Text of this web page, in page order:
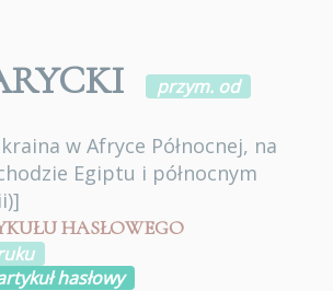
przym. od
w Afryce Północnej, na
Egiptu i północnym
HASŁOWEGO
hasłowy